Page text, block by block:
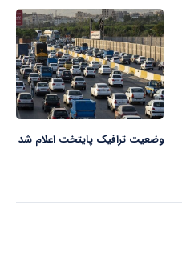
وضعیت ترافیک پایتخت اعلام شد